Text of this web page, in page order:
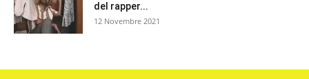
del rapper...
12 Novembre 2021